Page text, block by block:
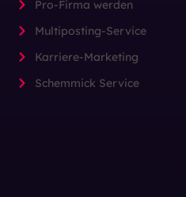
Pro-Firma werden
Multiposting-Service
Karriere-Marketing
Schemmick Service